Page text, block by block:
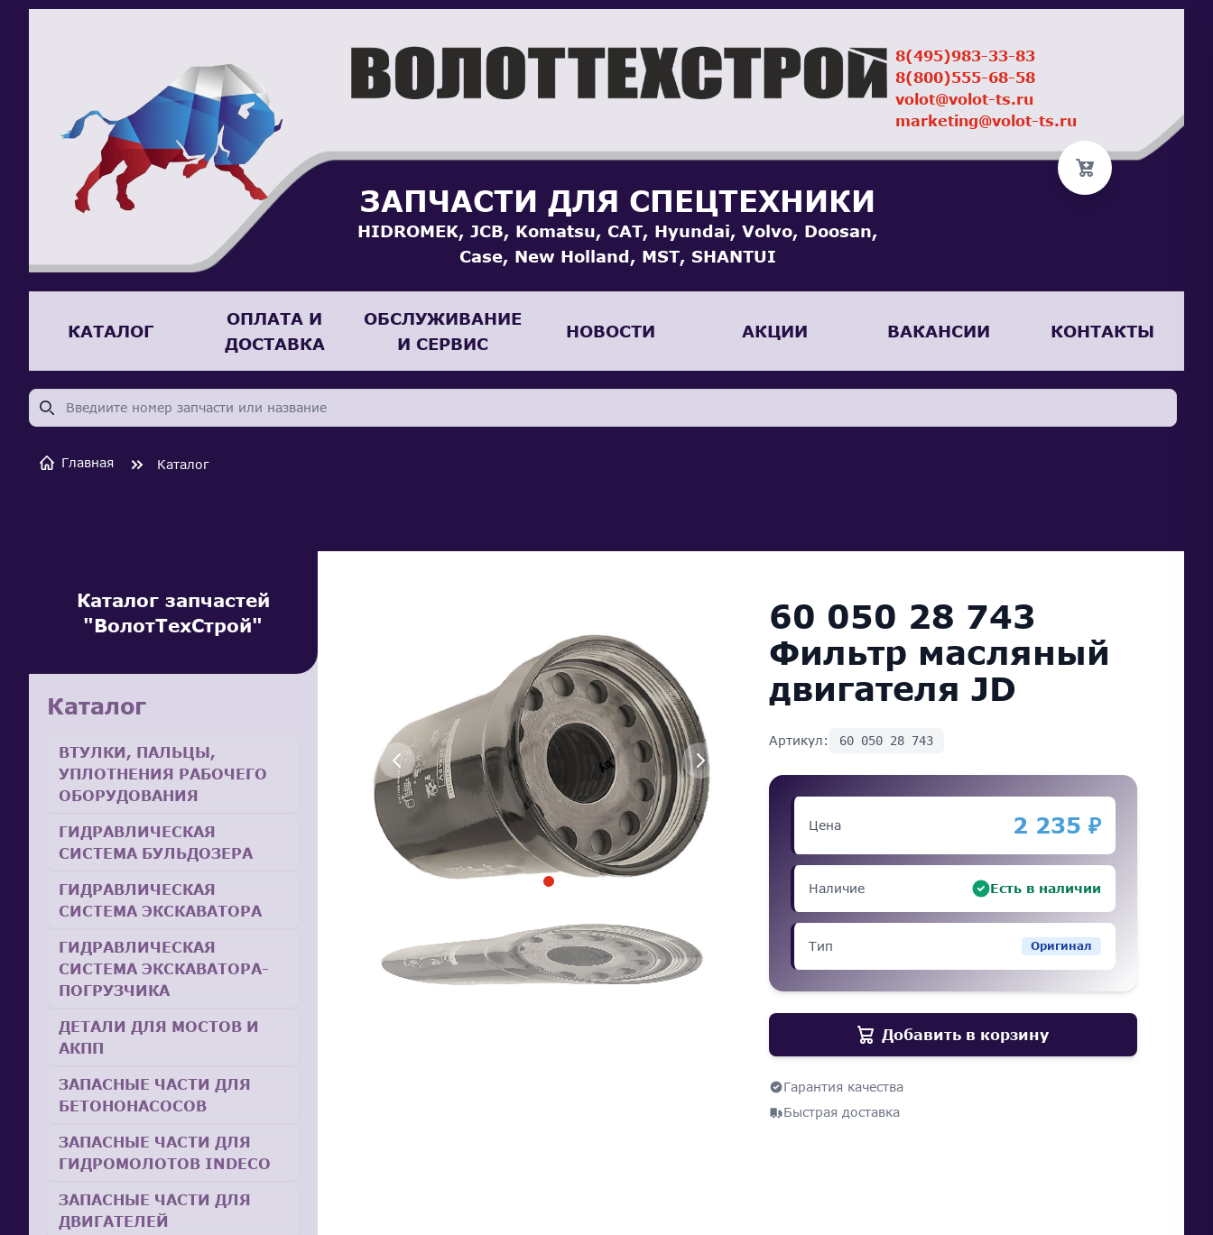
ЗАПЧАСТИ ДЛЯ СПЕЦТЕХНИКИ
HIDROMEK, JCB, Komatsu, CAT, Hyundai, Volvo, Doosan,
Case, New Holland, MST, SHANTUI
8(495)983-33-83
8(800)555-68-58
volot@volot-ts.ru
marketing@volot-ts.ru
КАТАЛОГ
ОПЛАТА И
ДОСТАВКА
ОБСЛУЖИВАНИЕ
И СЕРВИС
НОВОСТИ АКЦИИ ВАКАНСИИ КОНТАКТЫ
Главная Каталог
Каталог запчастей
"ВолотТехСтрой"
Каталог
ВТУЛКИ, ПАЛЬЦЫ,
УПЛОТНЕНИЯ РАБОЧЕГО
ОБОРУДОВАНИЯ
ГИДРАВЛИЧЕСКАЯ
СИСТЕМА БУЛЬДОЗЕРА
ГИДРАВЛИЧЕСКАЯ
СИСТЕМА ЭКСКАВАТОРА
ГИДРАВЛИЧЕСКАЯ
СИСТЕМА ЭКСКАВАТОРА-
ПОГРУЗЧИКА
ДЕТАЛИ ДЛЯ МОСТОВ И
АКПП
ЗАПАСНЫЕ ЧАСТИ ДЛЯ
БЕТОНОНАСОСОВ
ЗАПАСНЫЕ ЧАСТИ ДЛЯ
ГИДРОМОЛОТОВ INDECO
ЗАПАСНЫЕ ЧАСТИ ДЛЯ
ДВИГАТЕЛЕЙ
60 050 28 743
Фильтр масляный
двигателя JD
Артикул: 60 050 28 743
Цена 2 235 ₽
Наличие Есть в наличии
Тип Оригинал
Добавить в корзину
Гарантия качества
Быстрая доставка